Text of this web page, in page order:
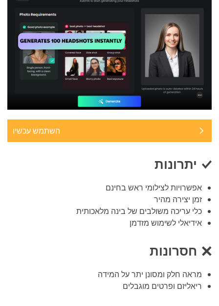
השתמש עכשיו
יתרונות
אפשרויות לצילומי ראש בחינם
זמן יצירה מהיר
כלי עריכה משולבים של בינה מלאכותית
אידיאלי לשימוש מזדמן
חסרונות
מראה חלק ומסונן יתר על המידה
ריאליזם ופרטים מוגבלים